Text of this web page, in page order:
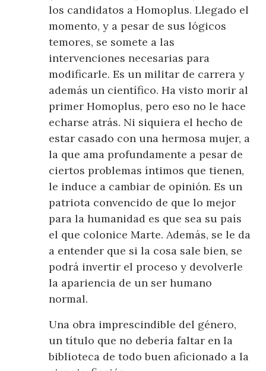
los candidatos a Homoplus. Llegado el
momento, y a pesar de sus lógicos
temores, se somete a las
intervenciones necesarias para
modificarle. Es un militar de carrera y
además un científico. Ha visto morir al
primer Homoplus, pero eso no le hace
echarse atrás. Ni siquiera el hecho de
estar casado con una hermosa mujer, a
la que ama profundamente a pesar de
ciertos problemas íntimos que tienen,
le induce a cambiar de opinión. Es un
patriota convencido de que lo mejor
para la humanidad es que sea su país
el que colonice Marte. Además, se le da
a entender que si la cosa sale bien, se
podrá invertir el proceso y devolverle
la apariencia de un ser humano
normal.
Una obra imprescindible del género,
un título que no debería faltar en la
biblioteca de todo buen aficionado a la